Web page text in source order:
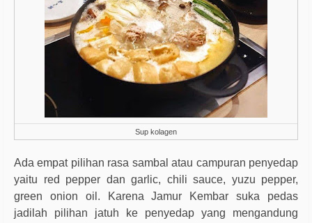
Sup kolagen
Ada empat pilihan rasa sambal atau campuran penyedap
yaitu red pepper dan garlic, chili sauce, yuzu pepper,
green onion oil. Karena Jamur Kembar suka pedas
jadilah pilihan jatuh ke penyedap yang mengandung